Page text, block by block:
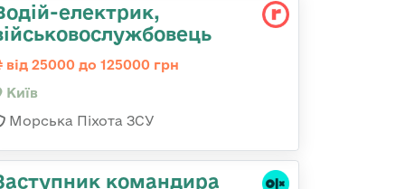
електрик,
від 25000 до 125000 грн
Київ
Морська Піхота ЗСУ
командиpа